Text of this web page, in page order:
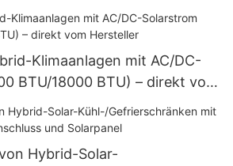
Klimaanlagen mit AC/DC-
BTU/18000 BTU) – direkt vom
Hybrid-Solar-